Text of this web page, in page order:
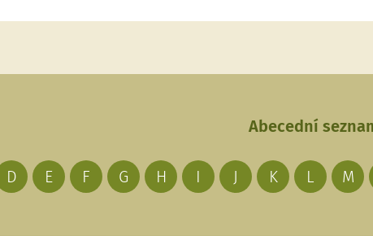
Abecední
D E F G H I J K L M